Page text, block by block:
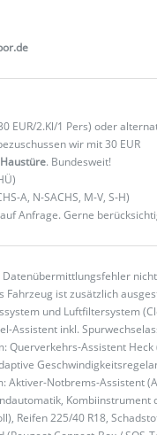
EUR/2.Kl/1 Pers) oder
wir mit 30 EUR
. Bundesweit!
A, N-SACHS, M-V, S-H)
Anfrage. Gerne
ist zusätzlich
und Luftfiltersystem
Assistent inkl.
Assistent
Aktiver-Notbrems-Assistent
Reifen 225/40 R18,